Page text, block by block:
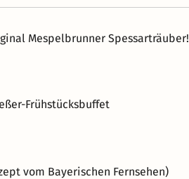
Mespelbrunner Spessarträuber!
Frühstücksbuffet
vom Bayerischen Fernsehen)